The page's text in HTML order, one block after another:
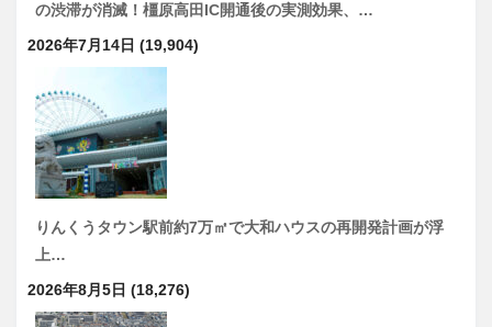
の渋滞が消滅！橿原高田IC開通後の実測効果、…
2026年7月14日 (19,904)
りんくうタウン駅前約7万㎡で大和ハウスの再開発計画が浮
上…
2026年8月5日 (18,276)